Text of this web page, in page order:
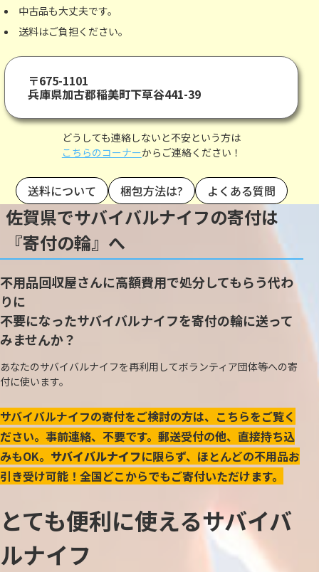
中古品も大丈夫です。
送料はご負担ください。
〒675-1101
兵庫県加古郡稲美町下草谷441-39
どうしても連絡しないと不安という方は
こちらのコーナーからご連絡ください！
送料について 梱包方法は? よくある質問
佐賀県でサバイバルナイフの寄付は
『寄付の輪』へ
不用品回収屋さんに高額費用で処分してもらう代わ
りに
不要になったサバイバルナイフを寄付の輪に送って
みませんか？
あなたのサバイバルナイフを再利用してボランティア団体等への寄
付に使います。
サバイバルナイフの寄付をご検討の方は、こちらをご覧く
ださい。事前連絡、不要です。郵送受付の他、直接持ち込
みもOK。 サバイバルナイフに限らず、ほとんどの不用品お
引き受け可能！全国どこからでもご寄付いただけます。
とても便利に使えるサバイバ
ルナイフ